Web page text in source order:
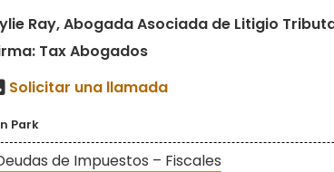
Ray, Abogada Asociada de Litigio
Tax Abogados
Solicitar una llamada
Park
de Impuestos – Fiscales